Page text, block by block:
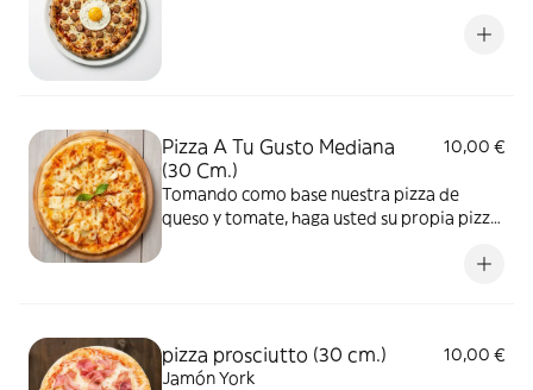
Pizza A Tu Gusto Mediana
(30 Cm.)
10,00 €
Tomando como base nuestra pizza de
queso y tomate, haga usted su propia pizza
pizza prosciutto (30 cm.)
10,00 €
Jamón York